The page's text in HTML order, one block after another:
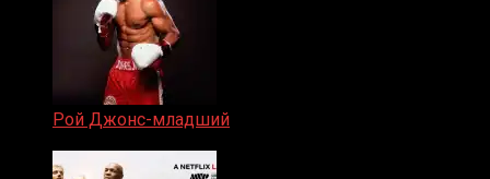
Рой Джонс-младший